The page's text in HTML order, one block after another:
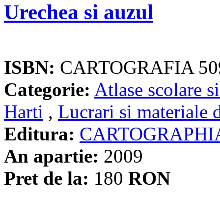
Urechea si auzul
ISBN: CARTOGRAFIA
Categorie: Atlase scolare
Harti , Lucrari si materiale
Editura:
An apartie: 2009
Pret de la: 180 RON